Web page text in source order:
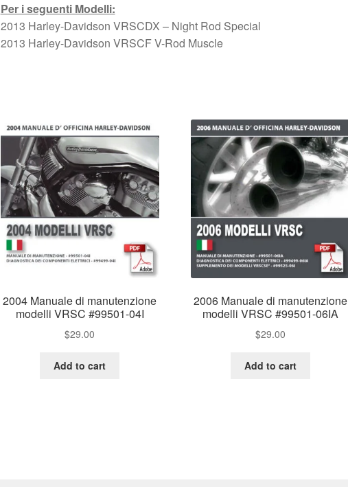
Per i seguenti Modelli:
2013 Harley-Davidson VRSCDX – Night Rod Special
2013 Harley-Davidson VRSCF V-Rod Muscle
2004 Manuale di manutenzione
modelli VRSC #99501-04I
$29.00
Add to cart
2006 Manuale di manutenzione
modelli VRSC #99501-06IA
$29.00
Add to cart